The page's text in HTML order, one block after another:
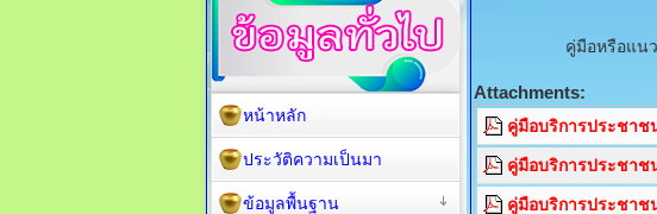
คู่มือหรือแน
Attachments:
คู่มือบริการประชาช
คู่มือบริการประชาช
คู่มือบริการประชา
หน้าหลัก
ประวัติความเป็นมา
ข้อมูลพื้นฐาน